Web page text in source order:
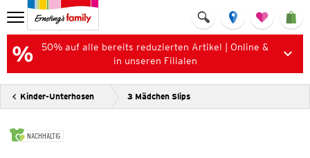
50% auf alle bereits reduzierten Artikel | Online &
in unseren Filialen
Kinder-Unterhosen 3 Mädchen Slips
NACHHALTIG